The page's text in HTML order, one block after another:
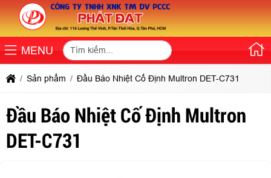
MENU
Sản phẩm Đầu Báo Nhiệt Cố Định Multron DET-C731
Đầu Báo Nhiệt Cố Định Multron
DET-C731